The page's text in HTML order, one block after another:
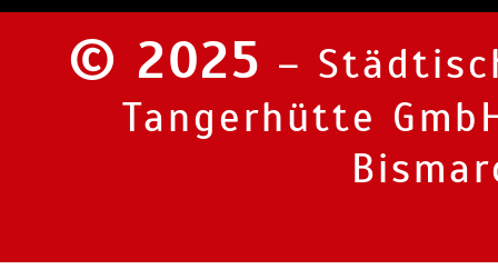
© 2025 –
Tangerhütte